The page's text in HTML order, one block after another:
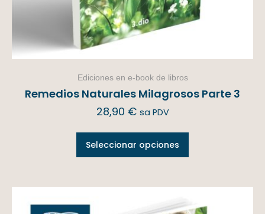
Ediciones en e-book de libros
Remedios Naturales Milagrosos Parte 3
28,90 € sa PDV
Seleccionar opciones